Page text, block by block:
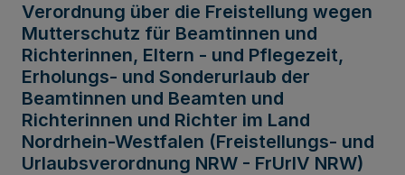
Verordnung über die Freistellung wegen
Mutterschutz für Beamtinnen und
Richterinnen, Eltern - und Pflegezeit,
Erholungs- und Sonderurlaub der
Beamtinnen und Beamten und
Richterinnen und Richter im Land
Nordrhein-Westfalen (Freistellungs- und
Urlaubsverordnung NRW - FrUrlV NRW)